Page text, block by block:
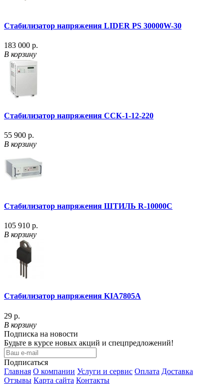
Стабилизатор напряжения LIDER PS 30000W-30
183 000 р.
В корзину
Стабилизатор напряжения ССК-1-12-220
55 900 р.
В корзину
Стабилизатор напряжения ШТИЛЬ R-10000C
105 910 р.
В корзину
Стабилизатор напряжения KIA7805A
29 р.
В корзину
Подписка на новости
Будьте в курсе новых акций и спецпредложений!
Подписаться
Главная О компании Услуги и сервис Оплата Доставка
Отзывы Карта сайта Контакты